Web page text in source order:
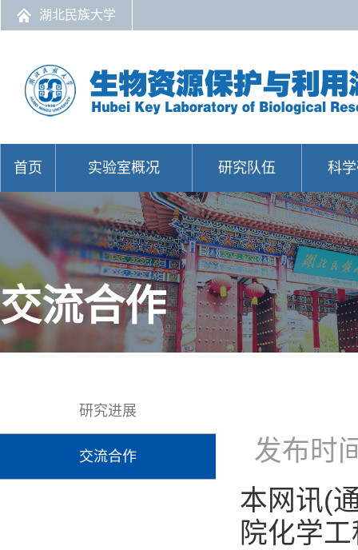
湖北民族大学
首页 实验室概况 研究队伍 科
交流合作
研究进展
交流合作
发布时
本网讯(
院化学